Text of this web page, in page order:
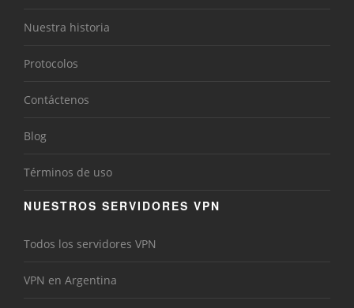
Nuestra historia
Protocolos
Contáctenos
Blog
Términos de uso
NUESTROS SERVIDORES VPN
Todos los servidores VPN
VPN en Argentina